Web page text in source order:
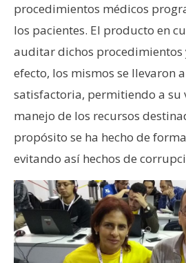
procedimientos médicos
los pacientes. El producto en
auditar dichos procedimientos
efecto, los mismos se llevaron
satisfactoria, permitiendo a su
manejo de los recursos
propósito se ha hecho de
evitando así hechos de